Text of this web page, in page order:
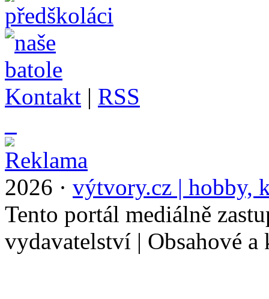
Kontakt | RSS
2026 · výtvory.cz | hobby,
Tento portál mediálně
vydavatelství | Obsahové